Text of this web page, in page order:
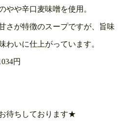
やや辛口麦味噌を使用。
さが特徴のスープですが、旨味
わいに仕上がっています。
円
待ちしております★